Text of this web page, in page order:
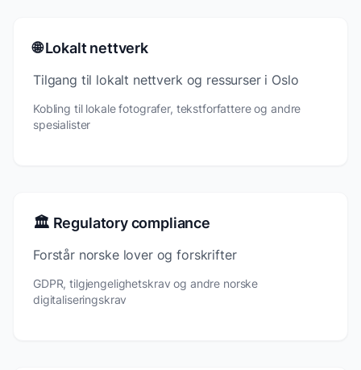
🌐 Lokalt nettverk
Tilgang til lokalt nettverk og ressurser i Oslo
Kobling til lokale fotografer, tekstforfattere og andre
spesialister
🏛️ Regulatory compliance
Forstår norske lover og forskrifter
GDPR, tilgjengelighetskrav og andre norske
digitaliseringskrav